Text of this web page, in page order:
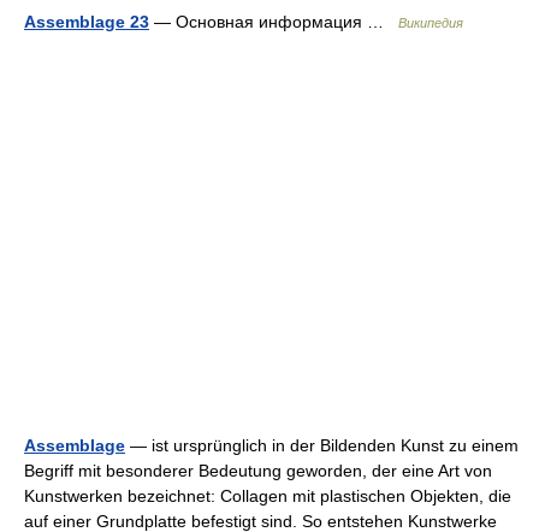
Assemblage 23 — Основная информация … Википедия
Assemblage — ist ursprünglich in der Bildenden Kunst zu einem
Begriff mit besonderer Bedeutung geworden, der eine Art von
Kunstwerken bezeichnet: Collagen mit plastischen Objekten, die
auf einer Grundplatte befestigt sind. So entstehen Kunstwerke